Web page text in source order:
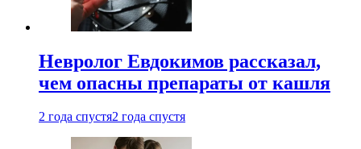
Невролог Евдокимов рассказал,
чем опасны препараты от кашля
2 года спустя2 года спустя